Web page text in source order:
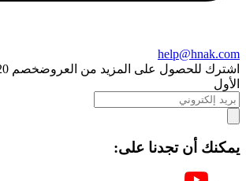
help@hnak.com
اشترك للحصول على المزيد من العروض
الأول
يمكنك أن تجدنا على: